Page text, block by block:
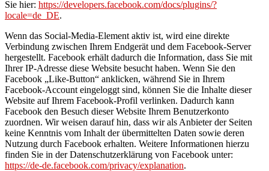
Sie hier: https://developers.facebook.com/docs/plugins/?
locale=de_DE.
Wenn das Social-Media-Element aktiv ist, wird eine direkte
Verbindung zwischen Ihrem Endgerät und dem Facebook-Server
hergestellt. Facebook erhält dadurch die Information, dass Sie mit
Ihrer IP-Adresse diese Website besucht haben. Wenn Sie den
Facebook „Like-Button“ anklicken, während Sie in Ihrem
Facebook-Account eingeloggt sind, können Sie die Inhalte dieser
Website auf Ihrem Facebook-Profil verlinken. Dadurch kann
Facebook den Besuch dieser Website Ihrem Benutzerkonto
zuordnen. Wir weisen darauf hin, dass wir als Anbieter der Seiten
keine Kenntnis vom Inhalt der übermittelten Daten sowie deren
Nutzung durch Facebook erhalten. Weitere Informationen hierzu
finden Sie in der Datenschutzerklärung von Facebook unter:
https://de-de.facebook.com/privacy/explanation.